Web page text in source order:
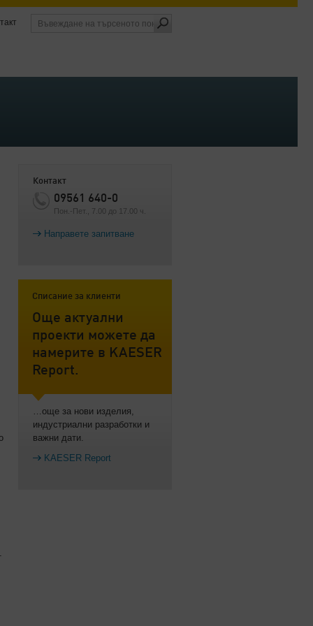
Контакт
09561 640-0
Пон.-Пет., 7.00 до 17.00 ч.
Направете запитване
Списание за клиенти
Още актуални
проекти можете да
намерите в KAESER
Report.
…още за нови изделия,
индустриални разработки и
важни дати.
KAESER Report